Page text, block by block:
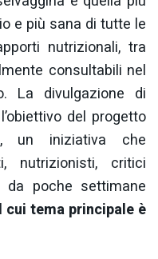
e più sana di tutte le
nutrizionali, tra
consultabili nel
La divulgazione di
del progetto
un iniziativa che
nutrizionisti, critici
poche settimane
cui tema principale è